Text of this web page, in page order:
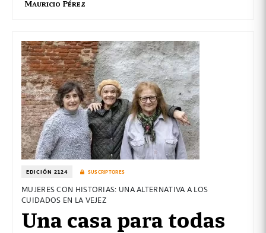
Mauricio Pérez
EDICIÓN 2124 SUSCRIPTORES
MUJERES CON HISTORIAS: UNA ALTERNATIVA A LOS
CUIDADOS EN LA VEJEZ
Una casa para todas